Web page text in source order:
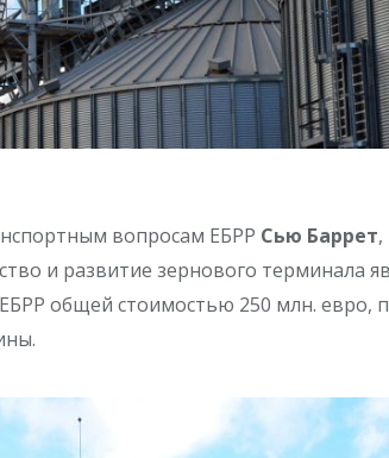
вопросам ЕБРР Сью Баррет
и развитие зернового терминала
общей стоимостью 250 млн. евро,